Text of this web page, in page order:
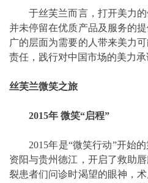
于丝芙兰而言，打开美力的
并未停留在优质产品及服务的
广的层面为需要的人带来美力
责任，践行对中国市场的美力承
丝芙兰微笑之旅
2015年 微笑“启程”
2015年是“微笑行动”开始的
资阳与贵州德江，开启了救助
裂患者们问诊时渴望的眼神，